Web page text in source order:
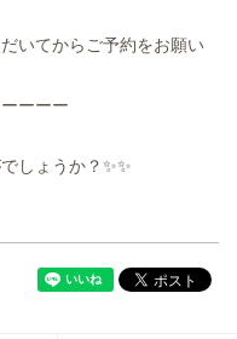
いてからご予約をお願い
ーーー
しょうか？✨✨